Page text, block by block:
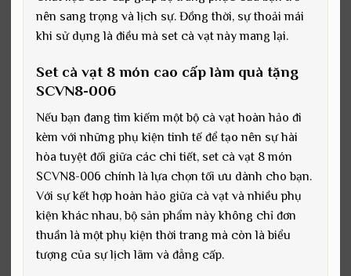
nên sang trọng và lịch sự. Đồng thời, sự thoải mái
khi sử dụng là điều mà set cà vạt này mang lại.
Set cà vạt 8 món cao cấp làm quà tặng
SCVN8-006
Nếu bạn đang tìm kiếm một bộ cà vạt hoàn hảo đi
kèm với những phụ kiện tinh tế để tạo nên sự hài
hòa tuyệt đối giữa các chi tiết, set cà vạt 8 món
SCVN8-006 chính là lựa chọn tối ưu dành cho bạn.
Với sự kết hợp hoàn hảo giữa cà vạt và nhiều phụ
kiện khác nhau, bộ sản phẩm này không chỉ đơn
thuần là một phụ kiện thời trang mà còn là biểu
tượng của sự lịch lãm và đẳng cấp.